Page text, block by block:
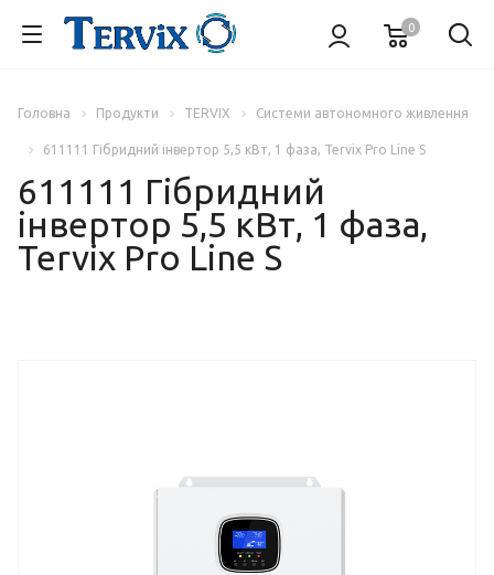
0
Головна Продукти TERVIX Системи автономного живлення
611111 Гібридний інвертор 5,5 кВт, 1 фаза, Tervix Pro Line S
611111 Гібридний
інвертор 5,5 кВт, 1 фаза,
Tervix Pro Line S